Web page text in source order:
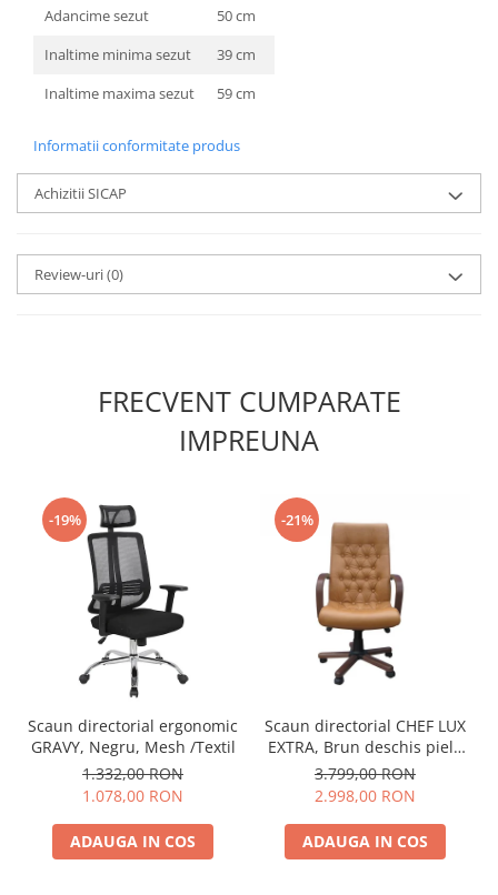
Adancime sezut
50 cm
Inaltime minima sezut
39 cm
Inaltime maxima sezut
59 cm
Informatii conformitate produs
Achizitii SICAP
Review-uri(0)
FRECVENT CUMPARATE
IMPREUNA
-19%
Scaun directorial ergonomic
GRAVY, Negru, Mesh /Textil
1.332,00 RON
1.078,00 RON
ADAUGA IN COS
-21%
Scaun directorial CHEF LUX
EXTRA, Brun deschis piele
naturala
3.799,00 RON
2.998,00 RON
ADAUGA IN COS